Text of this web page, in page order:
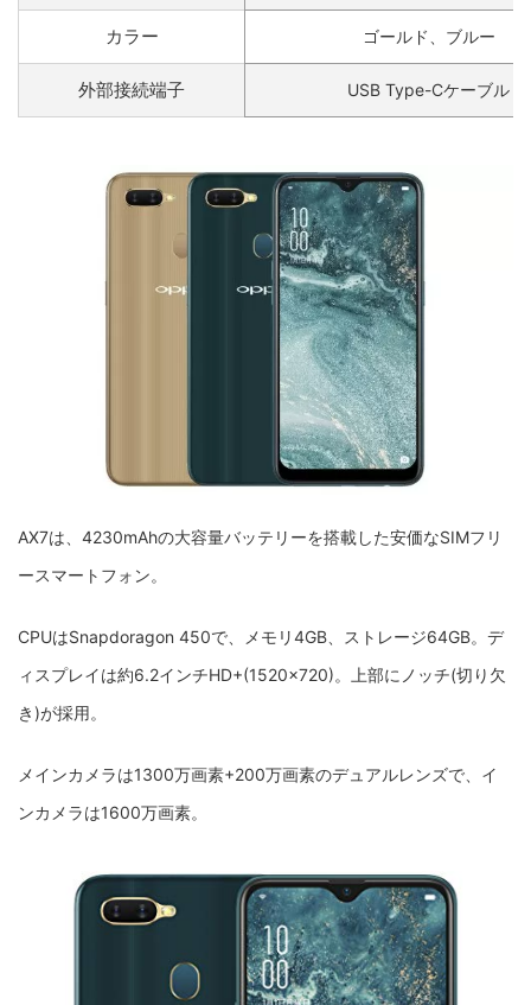
カラー ゴールド、ブルー
外部接続端子 USB Type-Cケーブル
AX7は、4230mAhの大容量バッテリーを搭載した安価なSIMフリ
ースマートフォン。
CPUはSnapdoragon 450で、メモリ4GB、ストレージ64GB。デ
ィスプレイは約6.2インチHD+(1520×720)。上部にノッチ(切り欠
き)が採用。
メインカメラは1300万画素+200万画素のデュアルレンズで、イ
ンカメラは1600万画素。